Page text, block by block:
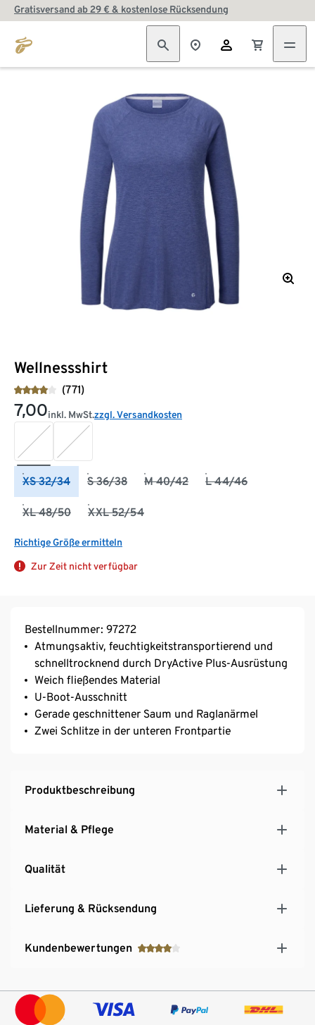
Gratisversand ab 29 € & kostenlose Rücksendung
Wellnessshirt
(771)
7,00inkl. MwSt.zzgl. Versandkosten
XS 32/34 S 36/38 M 40/42 L 44/46
XL 48/50 XXL 52/54
Richtige Größe ermitteln
Zur Zeit nicht verfügbar
Bestellnummer: 97272
Atmungsaktiv, feuchtigkeitstransportierend und
schnelltrocknend durch DryActive Plus-Ausrüstung
Weich fließendes Material
U-Boot-Ausschnitt
Gerade geschnittener Saum und Raglanärmel
Zwei Schlitze in der unteren Frontpartie
Produktbeschreibung
Material & Pflege
Qualität
Lieferung & Rücksendung
Kundenbewertungen